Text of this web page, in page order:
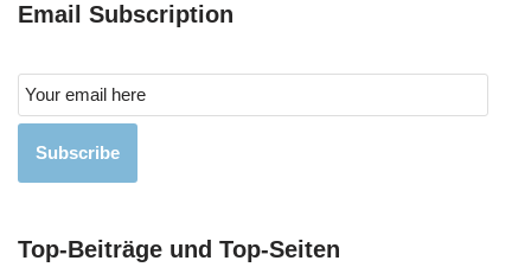
Email Subscription
Subscribe
Top-Beiträge und Top-Seiten